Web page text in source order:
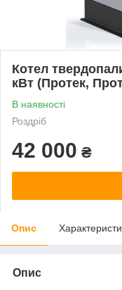
Котел
кВт (Протек,
В наявності
Роздріб
42 000 ₴
Опис
Опис